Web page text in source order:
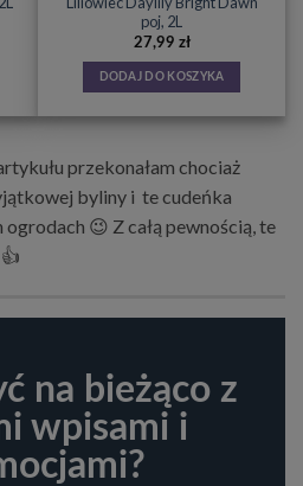
poj, 2L
27,99 zł
DODAJ DO KOSZYKA
przekonałam chociaż
byliny i te cudeńka
😉 Z całą pewnością, te
na bieżąco z
wpisami i